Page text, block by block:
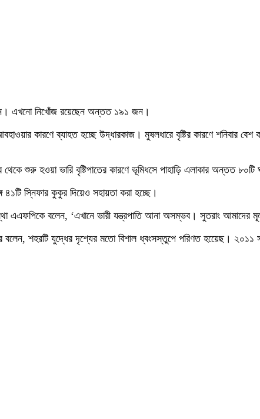
এখনো নিখোঁজ রয়েছেন অন্তত ১৯১ জন।
কারণে ব্যাহত হচ্ছে উদ্ধারকাজ। মুষলধারে বৃষ্টির কারণে শনিবার
শুরু হওয়া ভারি বৃষ্টিপাতের কারণে ভূমিধসে পাহাড়ি এলাকার অন্তত ৮০টি
৪১টি স্নিফার কুকুর দিয়েও সহায়তা করা হচ্ছে।
সংস্থা এএফপিকে বলেন, ‘এখানে ভারী যন্ত্রপাতি আনা অসম্ভব। সুতরাং
বলেন, শহরটি যুদ্ধের দৃশ্যের মতো বিশাল ধ্বংসস্তুপে পরিণত হয়েেছ।